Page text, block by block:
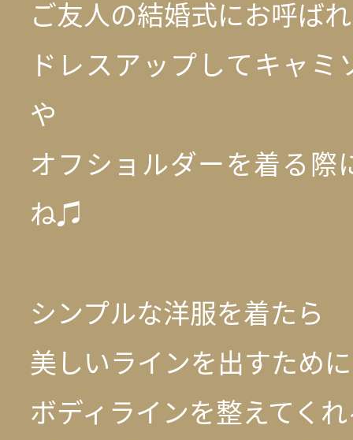
ご友人の結婚式にお呼ば
ドレスアップしてキャ
や
オフショルダーを着る際
ね♫
シンプルな洋服を着たら
美しいラインを出すため
ボディラインを整えてく